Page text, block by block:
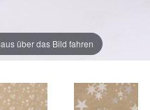
über das Bild fahren